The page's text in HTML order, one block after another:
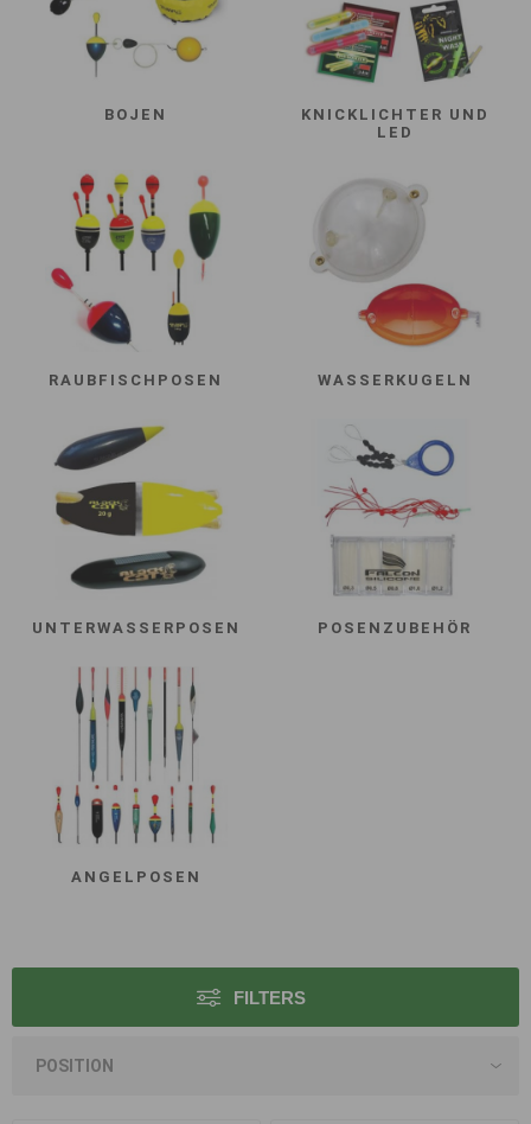
BOJEN
KNICKLICHTER UND
LED
RAUBFISCHPOSEN WASSERKUGELN
UNTERWASSERPOSEN POSENZUBEHÖR
ANGELPOSEN
FILTERS